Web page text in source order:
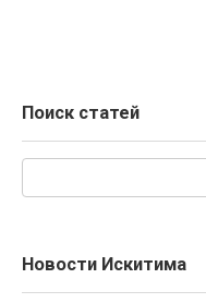
Поиск статей
Новости Искитима